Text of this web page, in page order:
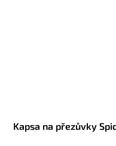
Kapsa na přezůvky